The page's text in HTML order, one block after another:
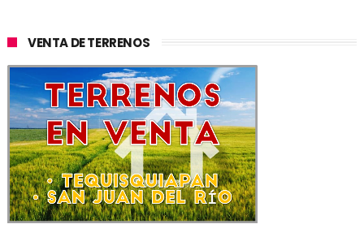
VENTA DE TERRENOS